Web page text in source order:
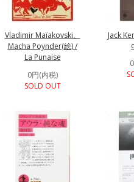
Vladimir Maïakovski、
Macha Poynder(絵) /
La Punaise
0円(内税)
SOLD OUT
Jack